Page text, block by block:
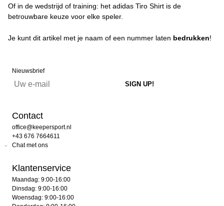
Of in de wedstrijd of training: het adidas Tiro Shirt is de
betrouwbare keuze voor elke speler.
Je kunt dit artikel met je naam of een nummer laten bedrukken!
Nieuwsbrief
Contact
office@keepersport.nl
+43 676 7664611
Chat met ons
Klantenservice
Maandag: 9:00-16:00
Dinsdag: 9:00-16:00
Woensdag: 9:00-16:00